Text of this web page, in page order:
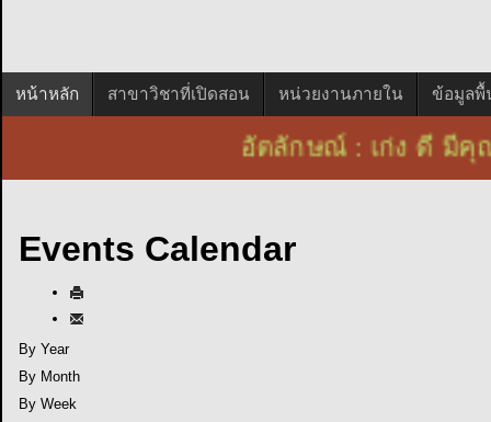
หน้าหลัก สาขาวิชาที่เปิดสอน หน่วยงานภายใน ข้อมูลพื้
อัตลักษณ์ : เก่ง ดี
Events Calendar
By Year
By Month
By Week